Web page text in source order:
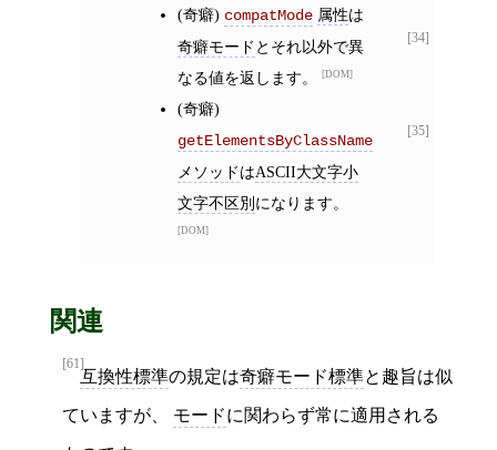
[34]
(奇癖) compatMode 属性は
奇癖モード とそれ以外で異
なる値を返します。
DOM
[35]
(奇癖)
getElementsByClassName
メソッドはASCII大文字小
文字不区別 になります。
DOM
関連
[61]
互換性標準の規定は奇癖モード標準と趣旨は似
ていますが、 モードに関わらず常に適用される